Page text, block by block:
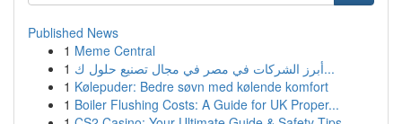
Published News
1 Meme Central
1
أبرز الشركات في مصر في مجال تصنيع حلول ك...
1 Kølepuder: Bedre søvn med kølende komfort
1 Boiler Flushing Costs: A Guide for UK Proper...